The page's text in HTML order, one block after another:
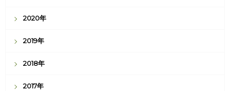
2020年
2019年
2018年
2017年